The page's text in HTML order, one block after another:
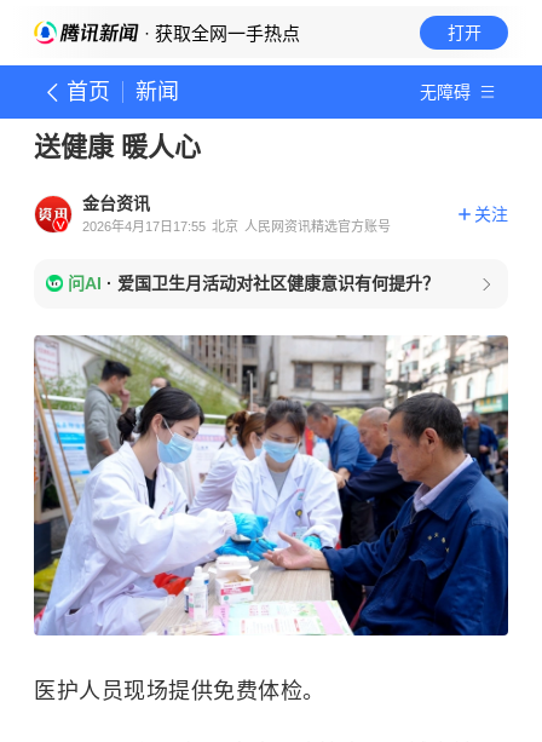
· 获取全网一手热点 打开
首页 新闻 无障碍
送健康 暖人心
金台资讯
2026年4月17日17:55 北京 人民网资讯精选官方账号
关注
问AI · 爱国卫生月活动对社区健康意识有何提升？
医护人员现场提供免费体检。